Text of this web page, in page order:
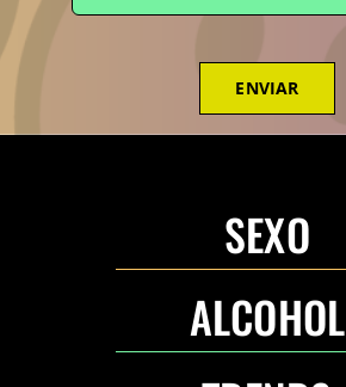
ENVIAR
SEXO
ALCOHOL